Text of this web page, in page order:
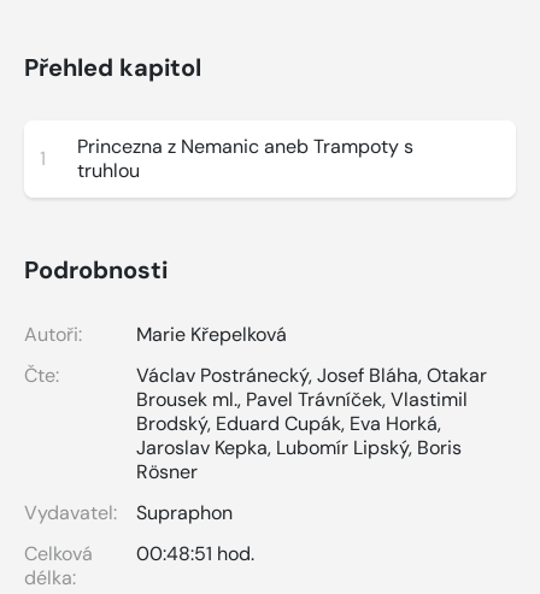
Přehled kapitol
1
Princezna z Nemanic aneb Trampoty s
truhlou
Podrobnosti
Autoři:
Marie Křepelková
Čte:
Václav Postránecký,Josef Bláha,Otakar
Brousek ml., Pavel Trávníček,Vlastimil
Brodský, Eduard Cupák, Eva Horká,
Jaroslav Kepka, Lubomír Lipský, Boris
Rösner
Vydavatel:
Supraphon
Celková
délka:
00:48:51 hod.